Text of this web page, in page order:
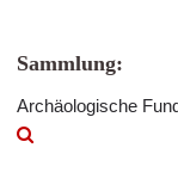
Sammlung:
Archäologische